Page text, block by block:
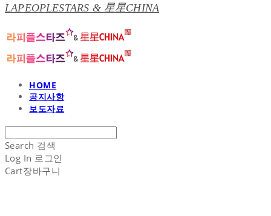
LAPEOPLESTARS & 星星CHINA
HOME
공지사항
보도자료
Search 검색
Log In 로그인
Cart장바구니